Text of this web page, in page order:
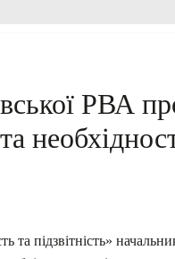
РВА
та підзвітність»